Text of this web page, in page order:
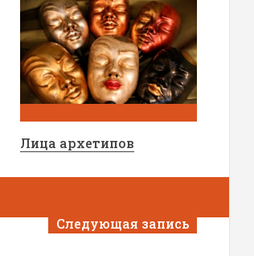
Лица архетипов
Следующая запись